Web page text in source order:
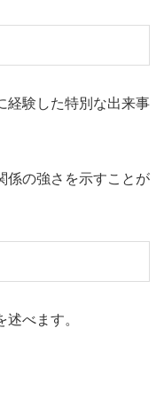
経験した特別な出来事
係の強さを示すことが
べます。